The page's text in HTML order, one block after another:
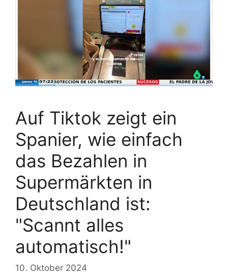
Auf Tiktok zeigt ein
Spanier, wie einfach
das Bezahlen in
Supermärkten in
Deutschland ist:
"Scannt alles
automatisch!"
10. Oktober 2024